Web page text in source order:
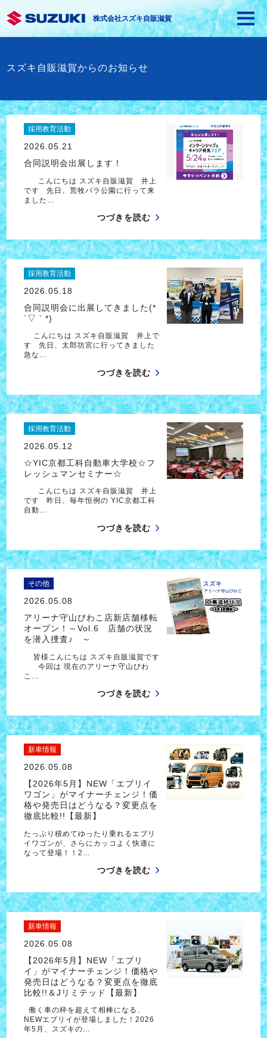
株式会社スズキ自販滋賀
スズキ自販滋賀からのお知らせ
採用教育活動
2026.05.21
合同説明会出展します！
こんにちは スズキ自販滋賀 井上
です 先日、荒牧バラ公園に行って来
ました…
つづきを読む
採用教育活動
2026.05.18
合同説明会に出展してきました(*
´▽｀*)
こんにちは スズキ自販滋賀 井上で
す 先日、太郎坊宮に行ってきました
急な…
つづきを読む
採用教育活動
2026.05.12
☆YIC京都工科自動車大学校☆フ
レッシュマンセミナー☆
こんにちは スズキ自販滋賀 井上
です 昨日、毎年恒例の YIC京都工科
自動…
つづきを読む
その他
2026.05.08
アリーナ守山びわこ店新店舗移転
オープン！～Vol.6 店舗の状況
を潜入捜査♪ ～
皆様こんにちは スズキ自販滋賀です
今回は 現在のアリーナ守山びわ
こ…
つづきを読む
新車情報
2026.05.08
【2026年5月】NEW「エブリイ
ワゴン」がマイナーチェンジ！価
格や発売日はどうなる？変更点を
徹底比較!!【最新】
たっぷり積めてゆったり乗れるエブリ
イワゴンが、さらにカッコよく快適に
なって登場！！2…
つづきを読む
新車情報
2026.05.08
【2026年5月】NEW「エブリ
イ」がマイナーチェンジ！価格や
発売日はどうなる？変更点を徹底
比較!!＆Jリミテッド【最新】
働く車の枠を超えて相棒になる、
NEWエブリイが登場しました！2026
年5月、スズキの…